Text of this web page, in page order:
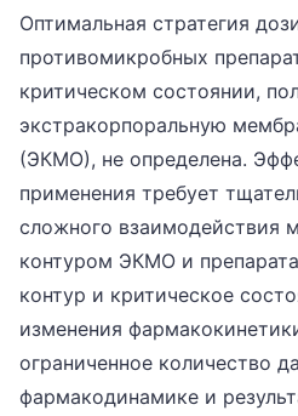
Оптимальная стратегия
противомикробных
критическом состоянии,
экстракорпоральную
(ЭКМО), не определена.
применения требует
сложного взаимодействия
контуром ЭКМО и
контур и критическое
изменения
ограниченное количество
фармакодинамике и